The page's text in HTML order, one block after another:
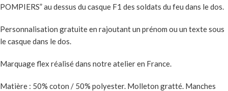
POMPIERS” au dessus du casque F1 des soldats du feu dans le dos.
Personnalisation gratuite en rajoutant un prénom ou un texte sous
le casque dans le dos.
Marquage flex réalisé dans notre atelier en France.
Matière : 50% coton / 50% polyester. Molleton gratté. Manches